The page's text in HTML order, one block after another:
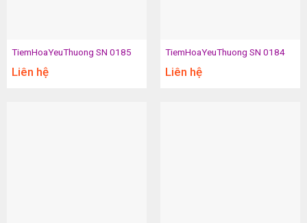
TiemHoaYeuThuong SN 0185
Liên hệ
TiemHoaYeuThuong SN 0184
Liên hệ